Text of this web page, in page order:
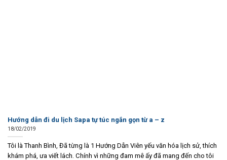
Hướng dẫn đi du lịch Sapa tự túc ngắn gọn từ a – z
18/02/2019
Tôi là Thanh Bình, Đã từng là 1 Hướng Dẫn Viên yếu văn hóa lịch sử, thích
khám phá, ưa viết lách. Chính vì những đam mê ấy đã mang đến cho tôi